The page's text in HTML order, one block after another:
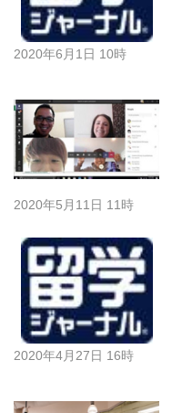
2020年6月1日 10時
2020年5月11日 11時
2020年4月27日 16時